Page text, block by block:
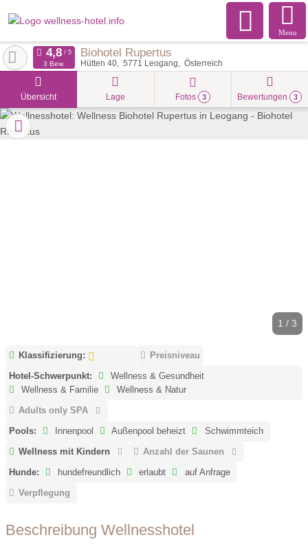
Menu
Biohotel Rupertus
Hütten 40 5771 Leogang Österreich
3 Bew.
Übersicht Lage Fotos 3 Bewertungen 3
1 / 3
Klassifizierung:
Preisniveau
Hotel-Schwerpunkt:
Wellness & Gesundheit
Wellness & Familie
Wellness & Natur
Adults only SPA
Pools:
Innenpool Außenpool beheizt
Schwimmteich
Wellness mit Kindern
Anzahl der Saunen
Hunde:
hundefreundlich erlaubt
auf Anfrage
Verpflegung
Beschreibung Wellnesshotel